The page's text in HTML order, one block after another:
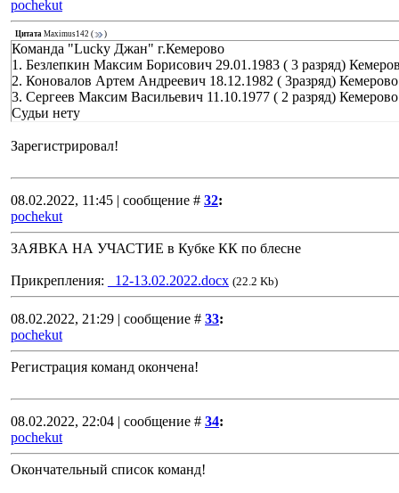
pochekut
Цитата Maximus142 ( )
Команда "Lucky Джан" г.Кемерово
1. Безлепкин Максим Борисович 29.01.1983 ( 3 разряд)
2. Коновалов Артем Андреевич 18.12.1982 ( 3разряд) Кемерово
3. Сергеев Максим Васильевич 11.10.1977 ( 2 разряд) Кемерово
Судьи нету
Зарегистрировал!
08.02.2022, 11:45 | сообщение # 32:
pochekut
ЗАЯВКА НА УЧАСТИЕ в Кубке КК по блесне
Прикрепления: _12-13.02.2022.docx (22.2 Kb)
08.02.2022, 21:29 | сообщение # 33:
pochekut
Регистрация команд окончена!
08.02.2022, 22:04 | сообщение # 34:
pochekut
Окончательный список команд!